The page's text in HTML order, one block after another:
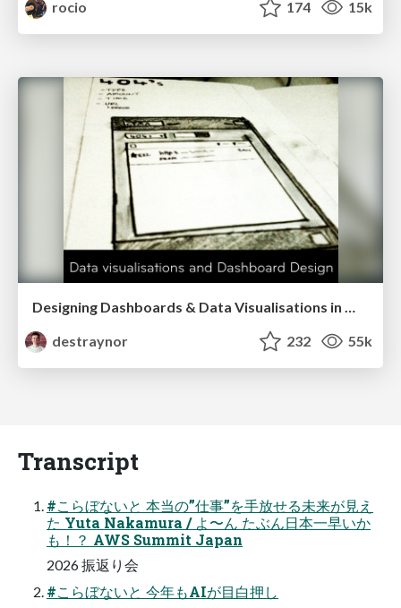
rocio
174 15k
destraynor
232 55k
Transcript
#こらぼないと 本当の”仕事”を手放せる未来が見え
た Yuta Nakamura / よ〜ん たぶん日本一早いか
も！？ AWS Summit Japan
2026 振返り会
#こらぼないと 今年もAIが目白押し